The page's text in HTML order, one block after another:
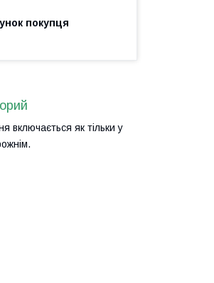
покупця
включається як тільки у